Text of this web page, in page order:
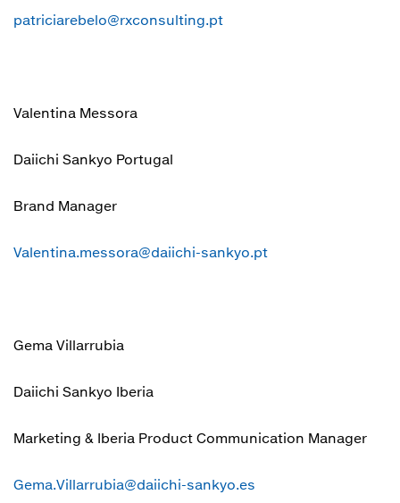
patriciarebelo@rxconsulting.pt
Valentina Messora
Daiichi Sankyo Portugal
Brand Manager
Valentina.messora@daiichi-sankyo.pt
Gema Villarrubia
Daiichi Sankyo Iberia
Marketing & Iberia Product Communication Manager
Gema.Villarrubia@daiichi-sankyo.es